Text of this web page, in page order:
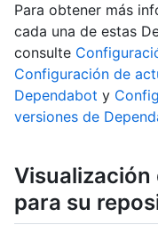
Para obtener más
cada una de estas
consulte
Configuración de
Dependabot y
versiones de
Visualización
para su